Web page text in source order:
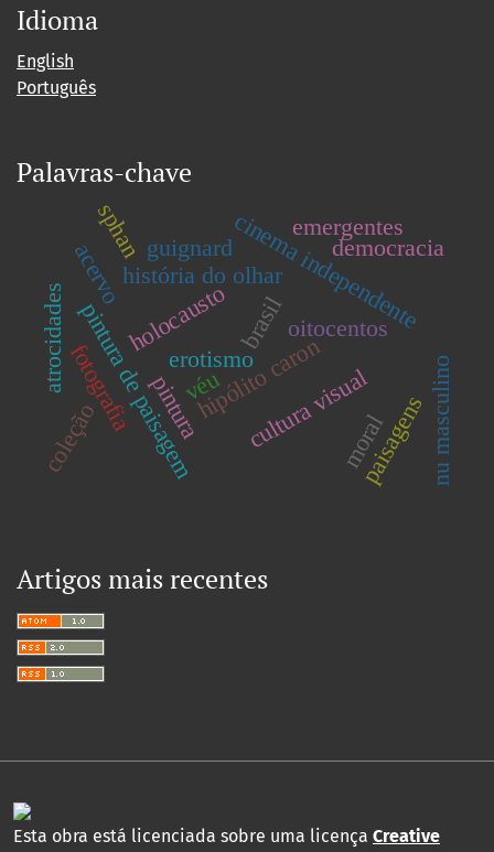
Idioma
English
Português
Palavras-chave
hipólito caron
pintura de paisagem oitocentos
história do olhar
holocausto
fotografia cultura visual
atrocidades
cinema independente
democracia
emergentes
brasil
nu masculino
pintura
erotismo
véu
moral
guignard
paisagens
sphan
acervo
coleção
Artigos mais recentes
Esta obra está licenciada sobre uma licença Creative